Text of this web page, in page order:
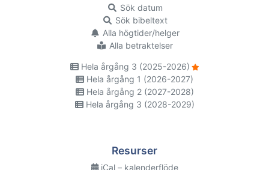
Sök datum
Sök bibeltext
Alla högtider/helger
Alla betraktelser
Hela årgång 3 (2025-2026)
Hela årgång 1 (2026-2027)
Hela årgång 2 (2027-2028)
Hela årgång 3 (2028-2029)
Resurser
iCal – kalenderflöde